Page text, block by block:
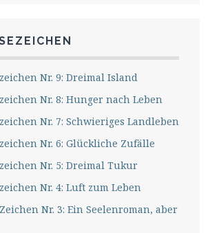
Nr. 9: Dreimal Island
Nr. 8: Hunger nach Leben
Nr. 7: Schwieriges Landleben
Nr. 6: Glückliche Zufälle
Nr. 5: Dreimal Tukur
Nr. 4: Luft zum Leben
Nr. 3: Ein Seelenroman, aber